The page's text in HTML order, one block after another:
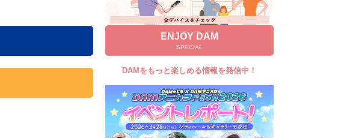
DAMの新曲・ランキングなど
カラオケ最新情報をチェック！
自宅でカラオケ歌い放題！
家族や友達と一緒に！練習にも！
ENJOY DAM
SPECIAL
DAMをもっと楽しめる情報を発信中！